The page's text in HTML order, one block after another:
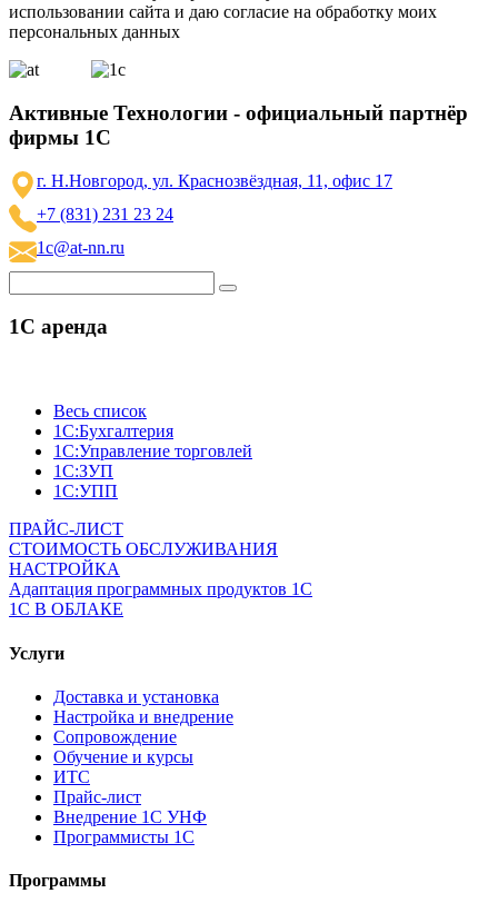
использовании сайта и даю согласие на обработку моих
персональных данных
Активные Технологии - официальный партнёр
фирмы 1С
г. Н.Новгород, ул. Краснозвёздная, 11, офис 17
+7 (831) 231 23 24
1c@at-nn.ru
1С аренда
Весь список
1С:Бухгалтерия
1С:Управление торговлей
1С:ЗУП
1С:УПП
ПРАЙС-ЛИСТ
СТОИМОСТЬ ОБСЛУЖИВАНИЯ
НАСТРОЙКА
Адаптация программных продуктов 1С
1С В ОБЛАКЕ
Услуги
Доставка и установка
Настройка и внедрение
Сопровождение
Обучение и курсы
ИТС
Прайс-лист
Внедрение 1С УНФ
Программисты 1С
Программы